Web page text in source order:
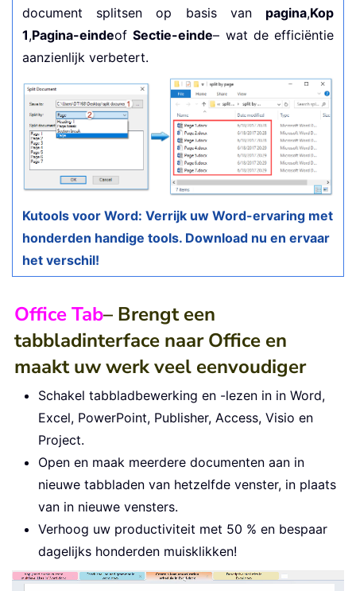
document splitsen op basis van pagina,Kop
1,Pagina-eindeofSectie-einde– wat de efficiëntie
aanzienlijk verbetert.
Kutools voor Word: Verrijk uw Word-ervaring met
honderden handige tools. Download nu en ervaar
het verschil!
Office Tab– Brengt een
tabbladinterface naar Office en
maakt uw werk veel eenvoudiger
Schakel tabbladbewerking en -lezen in in Word,
Excel, PowerPoint, Publisher, Access, Visio en
Project.
Open en maak meerdere documenten aan in
nieuwe tabbladen van hetzelfde venster, in plaats
van in nieuwe vensters.
Verhoog uw productiviteit met 50 % en bespaar
dagelijks honderden muisklikken!